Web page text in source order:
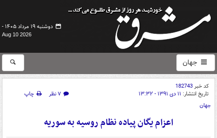
دوشنبه ۱۹ مرداد ۱۴۰۵ -
Aug 10 2026
جهان
کد خبر182743
تاریخ انتشار: ۱۱ دی ۱۳۹۱ - ۱۳:۳۲ ۷ نظر
چاپ
جهان
اعزام یگان پیاده نظام روسیه به سوریه